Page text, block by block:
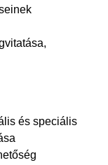
és speciális